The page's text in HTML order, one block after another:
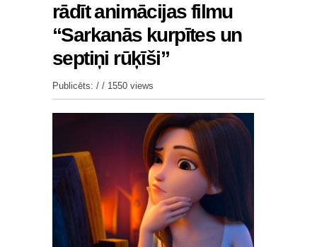
rādīt animācijas filmu
“Sarkanās kurpītes un
septiņi rūķīši”
Publicēts: / / 1550 views